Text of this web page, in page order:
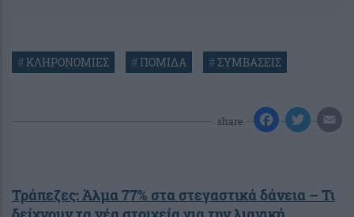
#ΚΛΗΡΟΝΟΜΙΕΣ #ΠΟΜΙΔΑ #ΣΥΜΒΑΣΕΙΣ
share
Τράπεζες: Άλμα 77% στα στεγαστικά δάνεια – Τι